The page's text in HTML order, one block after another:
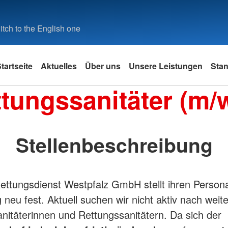
to the English one
Aktuelles Über uns
Selbstverständnis
Leitbild Rettungsdienst
Intern
Unsere Leistungen
Landkreis Kusel
Kübelberg
Rettungswache 24 - Lauterecken
Freiwilligendienste (m/
Stellenbeschreibung
Westpfalz GmbH stellt ihren
neu fest. Aktuell suchen wir nicht aktiv nach
und Rettungssanitätern. Da sich der